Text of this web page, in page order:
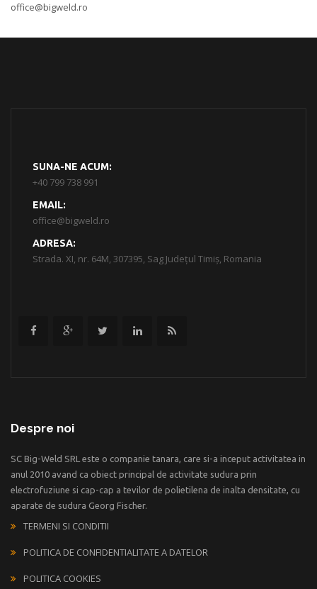
office@bigweld.ro
SUNA-NE ACUM:
+40 799 738 991
EMAIL:
office@bigweld.ro
ADRESA:
Strada. XI, nr. 64M, 307395, Sag Județul Timiș, Romania
Despre noi
SC Big-Weld SRL este o companie tanara, care si-a inceput activitatea in
anul 2010 avand ca obiect principal de activitate sudura prin
electrofuziune si cap-cap a tevilor de polietilena de inalta densitate, cu
aparate de sudura Georg Fischer.
TERMENI SI CONDITII
POLITICA DE CONFIDENTIALITATE A DATELOR
POLITICA COOKIES